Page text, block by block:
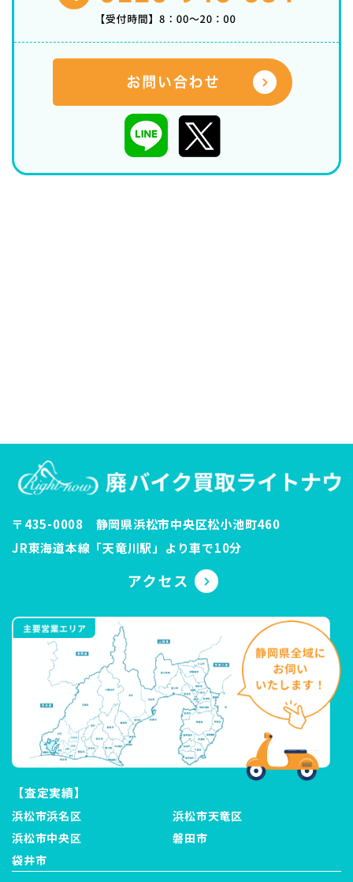
〒435-0008 静岡県浜松市中央区松小池町460
JR東海道本線「天竜川駅」より車で10分
【査定実績】
浜松市浜名区
浜松市天竜区
浜松市中央区
磐田市
袋井市